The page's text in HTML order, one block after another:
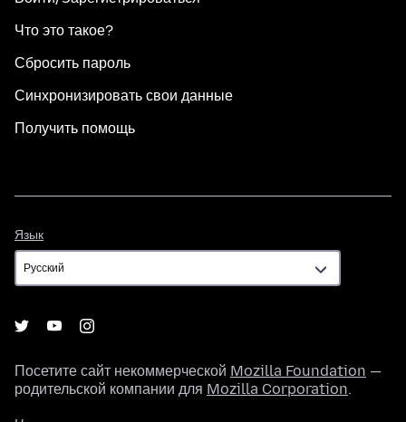
Что это такое?
Сбросить пароль
Синхронизировать свои данные
Получить помощь
Язык
Посетите сайт некоммерческой Mozilla Foundation —
родительской компании для Mozilla Corporation.